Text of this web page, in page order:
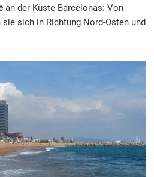
an der Küste Barcelonas: Von
sich in Richtung Nord-Osten und